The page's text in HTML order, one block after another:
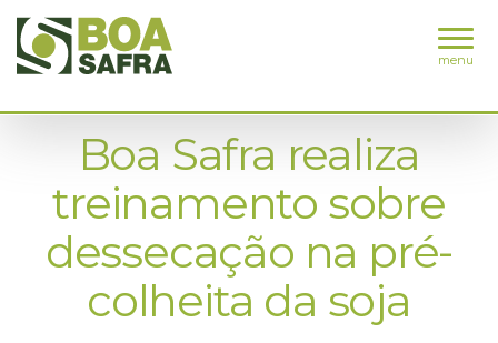
menu
Boa Safra realiza
treinamento sobre
dessecação na pré-
colheita da soja